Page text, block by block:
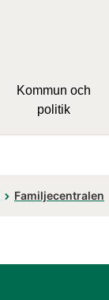
Kommun och
politik
Familjecentralen